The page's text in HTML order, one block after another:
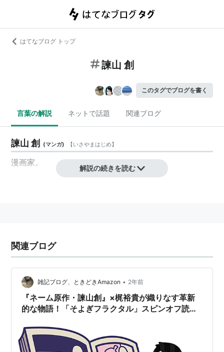
はてなブログ トップ
諫山 創
このタグでブログを書く
言葉の解説 ネットで話題 関連ブログ
諫山 創 (マンガ) 【いさやまはじめ】
漫画家。
解説の続きを読む
関連ブログ
雑記ブログ、ときどきAmazon • 2年前
『ネーム原作・諫山創』×梶裕貴が織りなす革新
的な物語！「そよぎフラクタル」スピンオフ読み